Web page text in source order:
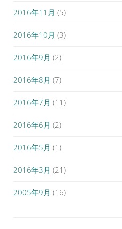
2016年11月 (5)
2016年10月 (3)
2016年9月 (2)
2016年8月 (7)
2016年7月 (11)
2016年6月 (2)
2016年5月 (1)
2016年3月 (21)
2005年9月 (16)